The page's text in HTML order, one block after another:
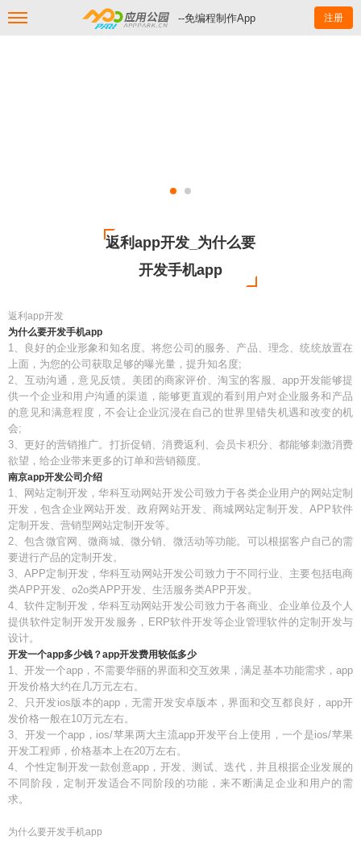
--免编程制作App 注册
返利app开发_为什么要
开发手机app
返利app开发
为什么要开发手机app
1、良好的企业形象和知名度。将您公司的服务、产品、理念、统统放置在
上面，为您的公司获取足够的曝光量，提升知名度;
2、互动沟通，意见反馈。美团的商家评价、淘宝的客服、app开发能够提
供一个企业和用户沟通的渠道，能够更直观的看到用户对企业服务和产品
的意见和满意程度，不会让企业沉浸在自己的世界里错失机遇和改变的机
会;
3、更好的营销推广。打折促销、消费返利、会员卡积分、都能够刺激消费
欲望，给企业带来更多的订单和营销额度。
南京app开发公司介绍
1、网站定制开发，华科互动网站开发公司致力于各类企业用户的网站定制
开发，包含企业网站开发、政府网站开发、商城网站定制开发、APP软件
定制开发、营销型网站定制开发等。
2、包含微官网、微商城、微分销、微活动等功能。可以根据客户自己的需
要进行产品的定制开发。
3、APP定制开发，华科互动网站开发公司致力于不同行业、主要包括电商
类APP开发、o2o类APP开发、生活服务类APP开发。
4、软件定制开发，华科互动网站开发公司致力于各商业、企业单位及个人
提供软件定制开发开发服务，ERP软件开发等企业管理软件的定制开发与
设计。
开发一个app多少钱？app开发费用较低多少
1、开发一个app，不需要华丽的界面和交互效果，满足基本功能需求，app
开发价格大约在几万元左右。
2、只开发ios版本的app，无需开发安卓版本，界面和交互都良好，app开
发价格一般在10万元左右。
3、开发一个app，ios/苹果两大主流app开发平台上使用，一个是ios/苹果
开发工程师，价格基本上在20万左右。
4、个性定制开发一款创意app，开发、测试、迭代，并且根据企业发展的
不同阶段，定制开发适合不同阶段的功能，来不断满足企业和用户的需
求。
为什么要开发手机app